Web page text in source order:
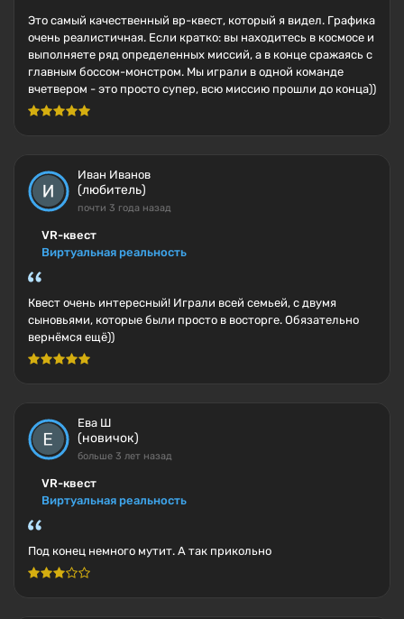
Это самый качественный вр-квест, который я видел. Графика
очень реалистичная. Если кратко: вы находитесь в космосе и
выполняете ряд определенных миссий, а в конце сражаясь с
главным боссом-монстром. Мы играли в одной команде
вчетвером - это просто супер, всю миссию прошли до конца))
Иван Иванов
(любитель)
почти 3 года назад
VR-квест
Виртуальная реальность
Квест очень интересный! Играли всей семьей, с двумя
сыновьями, которые были просто в восторге. Обязательно
вернёмся ещё))
Ева Ш
(новичок)
больше 3 лет назад
VR-квест
Виртуальная реальность
Под конец немного мутит. А так прикольно